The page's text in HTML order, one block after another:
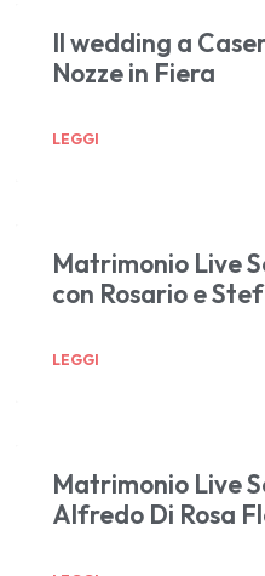
Il wedding a
Nozze in Fiera
LEGGI
Matrimonio Live
con Rosario e
LEGGI
Matrimonio Live
Alfredo Di Rosa